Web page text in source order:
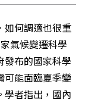
如何調適也很重
氣候變遷科學
發布的國家科學
可能面臨夏季變
學者指出，國內